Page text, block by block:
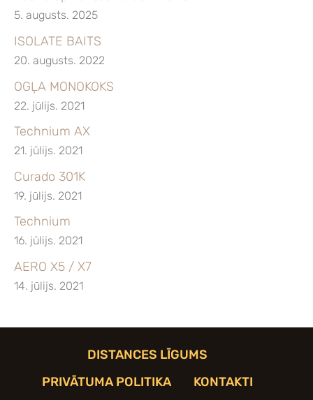
5. augusts. 2025
ISOLATE BAITS
20. augusts. 2022
OGĻA MONOKOKS
22. jūlijs. 2021
Technium AX
21. jūlijs. 2021
Curado 301K
19. jūlijs. 2021
Technium
16. jūlijs. 2021
AERO X5 / X7
14. jūlijs. 2021
DISTANCES LĪGUMS
PRIVĀTUMA POLITIKA
KONTAKTI